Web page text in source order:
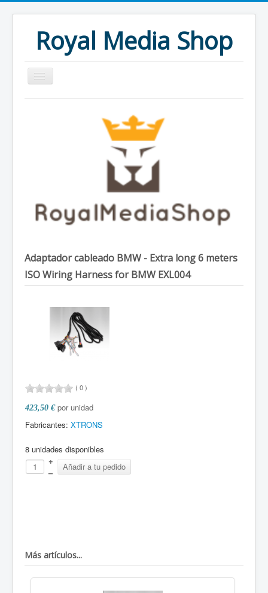
Royal Media Shop
Radios especificas
Reposacabezas DVD
Cámaras traseras
Cámaras DVR
Accesorios
Adaptador cableado BMW - Extra long 6 meters
ISO Wiring Harness for BMWEXL004
( 0)
423,50 € por unidad
Fabricantes: XTRONS
8 unidades disponibles
+
–
Más artículos...